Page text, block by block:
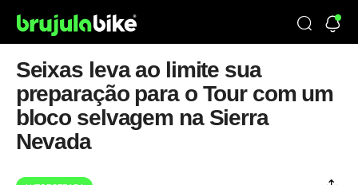
Seixas leva ao limite sua
preparação para o Tour com um
bloco selvagem na Sierra
Nevada